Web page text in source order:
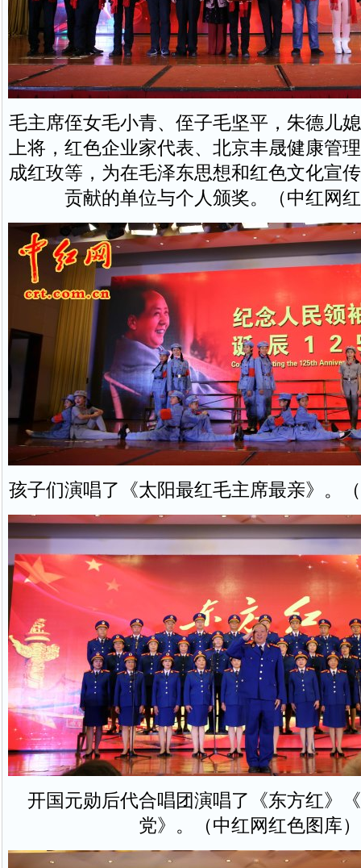
毛主席侄女毛小青、侄子毛坚平，朱德儿
上将，红色企业家代表、北京丰晟健康管
成红玫等，为在毛泽东思想和红色文化宣
贡献的单位与个人颁奖。（中红网
孩子们演唱了《太阳最红毛主席最亲》。
开国元勋后代合唱团演唱了《东方红》
党》。（中红网红色图库）